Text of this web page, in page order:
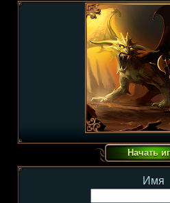
Имя